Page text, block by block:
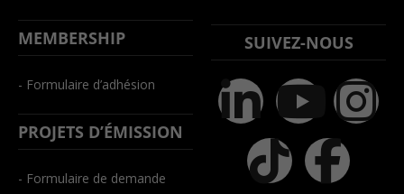
MEMBERSHIP
- Formulaire d’adhésion
PROJETS D’ÉMISSION
- Formulaire de demande
SUIVEZ-NOUS